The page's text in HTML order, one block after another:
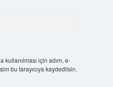
kullanılması için adım, e-
bu tarayıcıya kaydedilsin.